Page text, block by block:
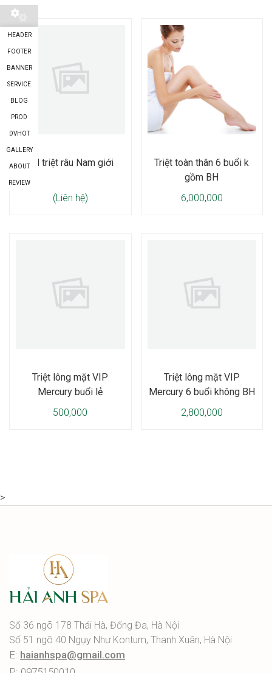
BH triệt râu Nam giới
(Liên hệ)
Triệt toàn thân 6 buổi k
gồm BH
6,000,000
Triệt lông mặt VIP
Mercury buổi lẻ
500,000
Triệt lông mặt VIP
Mercury 6 buổi không BH
2,800,000
>
Số 36 ngõ 178 Thái Hà, Đống Đa, Hà Nội
Số 51 ngõ 40 Ngụy Như Kontum, Thanh Xuân, Hà Nội
E: haianhspa@gmail.com
HEADER
FOOTER
BANNER
SERVICE
BLOG
PROD
DVHOT
GALLERY
ABOUT
REVIEW